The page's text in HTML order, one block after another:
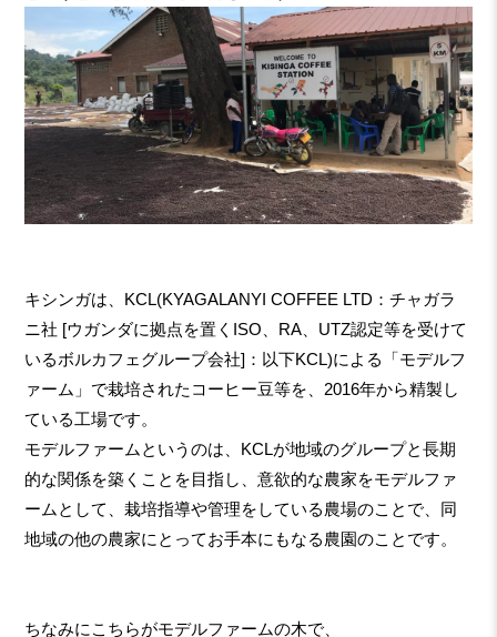
キシンガは、KCL(KYAGALANYI COFFEE LTD：チャガラ
ニ社 [ウガンダに拠点を置くISO、RA、UTZ認定等を受けて
いるボルカフェグループ会社]：以下KCL)による「モデルフ
ァーム」で栽培されたコーヒー豆等を、2016年から精製し
ている工場です。
モデルファームというのは、KCLが地域のグループと長期
的な関係を築くことを目指し、意欲的な農家をモデルファ
ームとして、栽培指導や管理をしている農場のことで、同
地域の他の農家にとってお手本にもなる農園のことです。
ちなみにこちらがモデルファームの木で、